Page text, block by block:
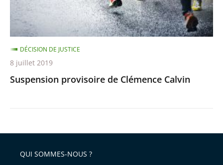
Suspension provisoire de Clémence Calvin
DÉCISION DE JUSTICE
8 juillet 2019
QUI SOMMES-NOUS ?